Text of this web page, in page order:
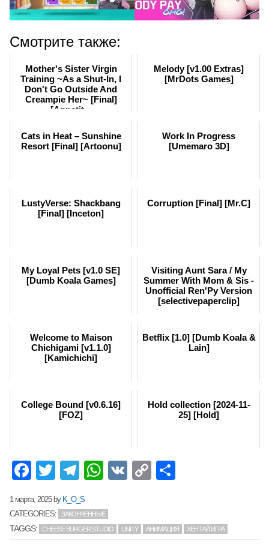
Смотрите также:
Mother's Sister Virgin
Training ~As a Shut-In, I
Don't Go Outside And
Creampie Her~ [Final]
[Appetit...
Melody [v1.00 Extras]
[MrDots Games]
Cats in Heat – Sunshine
Resort [Final] [Artoonu]
Work In Progress
[Umemaro 3D]
LustyVerse: Shackbang
[Final] [Inceton]
Corruption [Final] [Mr.C]
My Loyal Pets [v1.0 SE]
[Dumb Koala Games]
Visiting Aunt Sara / My
Summer With Mom & Sis -
Unofficial Ren'Py Version
[selectivepaperclip]
Welcome to Maison
Chichigami [v1.1.0]
[Kamichichi]
Betflix [1.0] [Dumb Koala &
Lain]
College Bound [v0.6.16]
[FOZ]
Hold collection [2024-11-
25] [Hold]
Facebook
TwitterTelegram
WhatsApp
VK Copy
1 марта, 2025by K_O_S
CATEGORIES:
ЗАКОНЧЕННЫЕ
TAGGS: CHEESE BURGER STUDIO UNITY АНИМАЦИЯ ХЕНТАЙ ИГРА